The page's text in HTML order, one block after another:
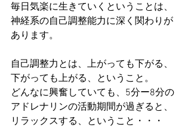
毎日気楽に生きていくということは、
神経系の自己調整能力に深く関わりが
あります。
自己調整力とは、上がっても下がる、
下がっても上がる、ということ。
どんなに興奮していても、5分ー8分の
アドレナリンの活動期間が過ぎると、
リラックスする、ということ・・・